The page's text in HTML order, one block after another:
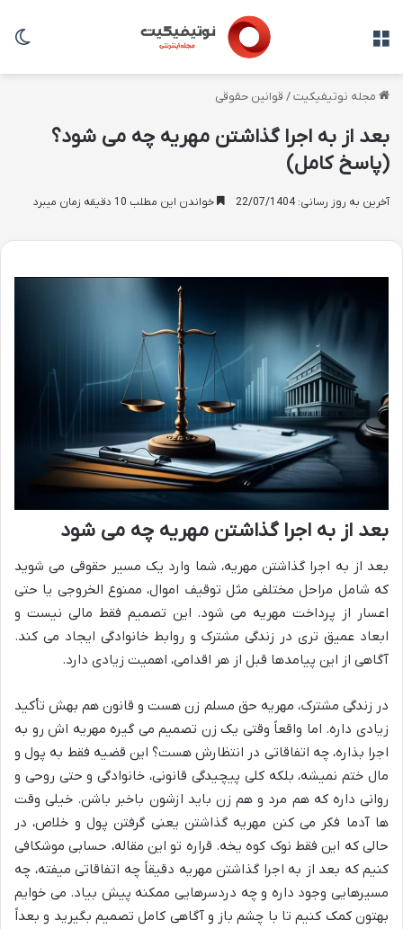
مجله نوتیفیکیت/ قوانین حقوقی
بعد از به اجرا گذاشتن مهریه چه می شود؟
(پاسخ کامل)
آخرین به روز رسانی: 22/07/1404 خواندن این مطلب 10 دقیقه زمان میبرد
بعد از به اجرا گذاشتن مهریه چه می شود
بعد از به اجرا گذاشتن مهریه، شما وارد یک مسیر حقوقی می شوید
که شامل مراحل مختلفی مثل توقیف اموال، ممنوع الخروجی یا حتی
اعسار از پرداخت مهریه می شود. این تصمیم فقط مالی نیست و
ابعاد عمیق تری در زندگی مشترک و روابط خانوادگی ایجاد می کند.
آگاهی از این پیامدها قبل از هر اقدامی، اهمیت زیادی دارد.
در زندگی مشترک، مهریه حق مسلم زن هست و قانون هم بهش تأکید
زیادی داره. اما واقعاً وقتی یک زن تصمیم می گیره مهریه اش رو به
اجرا بذاره، چه اتفاقاتی در انتظارش هست؟ این قضیه فقط به پول و
مال ختم نمیشه، بلکه کلی پیچیدگی قانونی، خانوادگی و حتی روحی و
روانی داره که هم مرد و هم زن باید ازشون باخبر باشن. خیلی وقت
ها آدما فکر می کنن مهریه گذاشتن یعنی گرفتن پول و خلاص، در
حالی که این فقط نوک کوه یخه. قراره تو این مقاله، حسابی موشکافی
کنیم که بعد از به اجرا گذاشتن مهریه دقیقاً چه اتفاقاتی میفته، چه
مسیرهایی وجود داره و چه دردسرهایی ممکنه پیش بیاد. می خوایم
بهتون کمک کنیم تا با چشم باز و آگاهی کامل تصمیم بگیرید و بعداً